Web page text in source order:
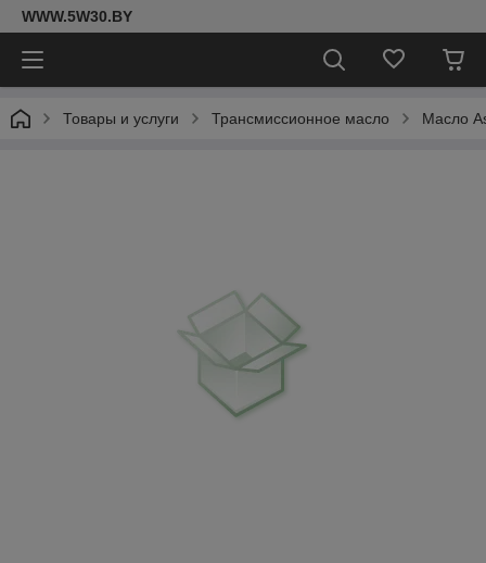
WWW.5W30.BY
Товары и услуги Трансмиссионное масло Масло